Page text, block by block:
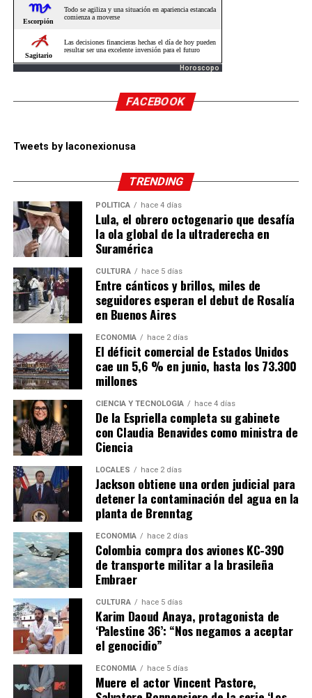
Horoscopo
FACEBOOK
Tweets by laconexionusa
TRENDING
POLÍTICA hace 4 días
Lula, el obrero octogenario que desafía
la ola global de la ultraderecha en
Suramérica
CULTURA hace 5 días
Entre cánticos y brillos, miles de
seguidores esperan el debut de Rosalía
en Buenos Aires
ECONOMÍA hace 2 días
El déficit comercial de Estados Unidos
cae un 5,6 % en junio, hasta los 73.300
millones
CIENCIA Y TECNOLOGÍA hace 4 días
De la Espriella completa su gabinete
con Claudia Benavides como ministra de
Ciencia
LOCALES hace 2 días
Jackson obtiene una orden judicial para
detener la contaminación del agua en la
planta de Brenntag
ECONOMÍA hace 2 días
Colombia compra dos aviones KC-390
de transporte militar a la brasileña
Embraer
CULTURA hace 5 días
Karim Daoud Anaya, protagonista de
‘Palestine 36’: “Nos negamos a aceptar
el genocidio”
ECONOMÍA hace 5 días
Muere el actor Vincent Pastore,